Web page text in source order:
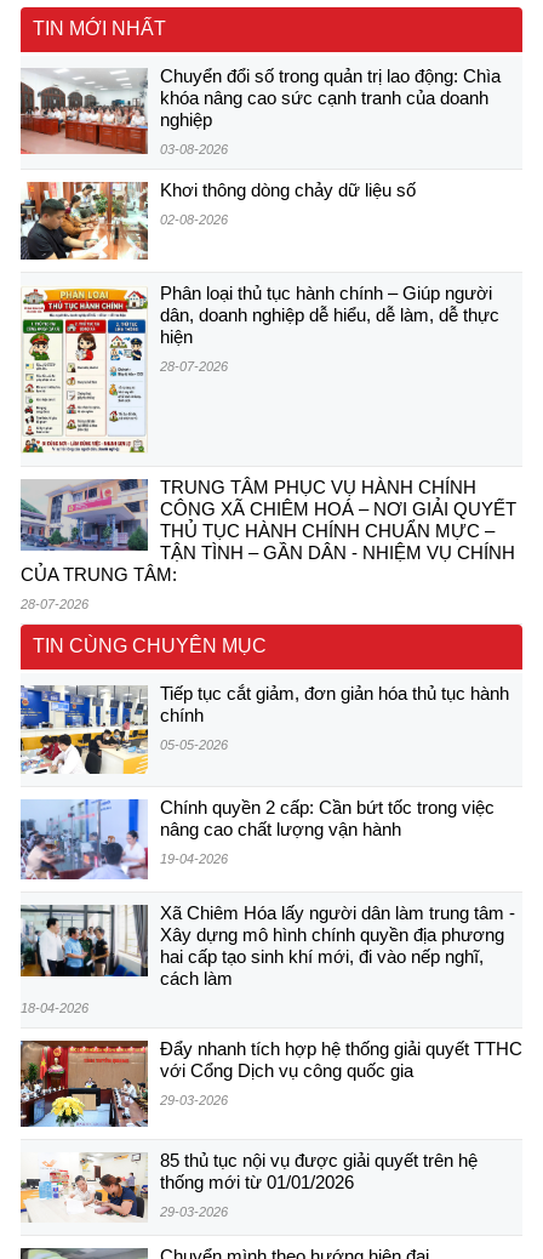
TIN MỚI NHẤT
Chuyển đổi số trong quản trị lao động: Chìa
khóa nâng cao sức cạnh tranh của doanh
nghiệp
03-08-2026
Khơi thông dòng chảy dữ liệu số
02-08-2026
Phân loại thủ tục hành chính – Giúp người
dân, doanh nghiệp dễ hiểu, dễ làm, dễ thực
hiện
28-07-2026
TRUNG TÂM PHỤC VỤ HÀNH CHÍNH
CÔNG XÃ CHIÊM HOÁ – NƠI GIẢI QUYẾT
THỦ TỤC HÀNH CHÍNH CHUẨN MỰC –
TẬN TÌNH – GẦN DÂN - NHIỆM VỤ CHÍNH
CỦA TRUNG TÂM:
28-07-2026
TIN CÙNG CHUYÊN MỤC
Tiếp tục cắt giảm, đơn giản hóa thủ tục hành
chính
05-05-2026
Chính quyền 2 cấp: Cần bứt tốc trong việc
nâng cao chất lượng vận hành
19-04-2026
Xã Chiêm Hóa lấy người dân làm trung tâm -
Xây dựng mô hình chính quyền địa phương
hai cấp tạo sinh khí mới, đi vào nếp nghĩ,
cách làm
18-04-2026
Đẩy nhanh tích hợp hệ thống giải quyết TTHC
với Cổng Dịch vụ công quốc gia
29-03-2026
85 thủ tục nội vụ được giải quyết trên hệ
thống mới từ 01/01/2026
29-03-2026